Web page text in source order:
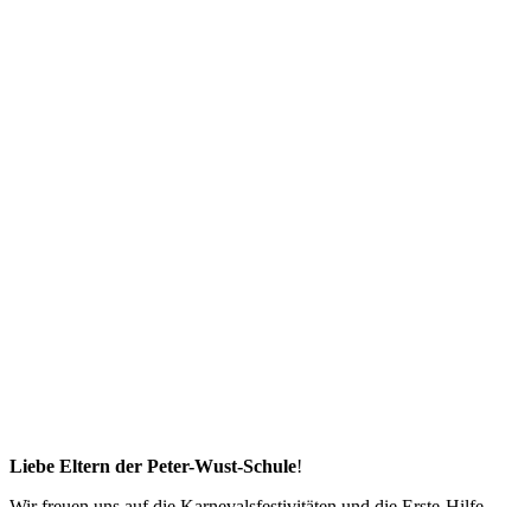
Liebe Eltern der Peter-Wust-Schule!